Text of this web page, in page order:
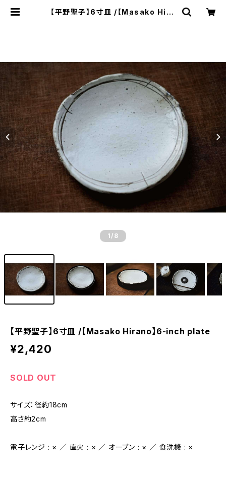
【平野聖子】6寸皿 /【Masako Hira
1 /8
【平野聖子】6寸皿 /【Masako Hirano】6-inch plate
¥2,420
SOLD OUT
サイズ：径約18cm
高さ約2cm
電子レンジ : × ／ 直火 : × ／ オーブン : × ／ 食洗機 : ×